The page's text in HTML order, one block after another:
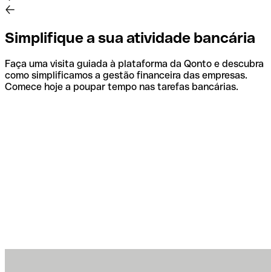
Simplifique a sua atividade bancária
Faça uma visita guiada à plataforma da Qonto e descubra
como simplificamos a gestão financeira das empresas.
Comece hoje a poupar tempo nas tarefas bancárias.